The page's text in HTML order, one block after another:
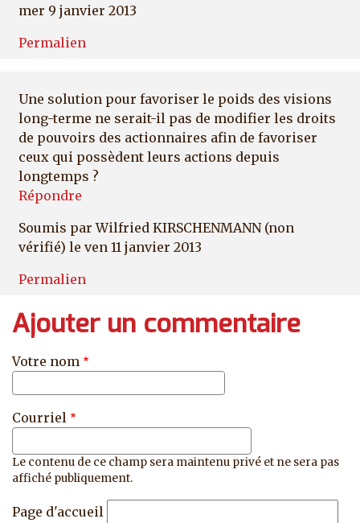
mer 9 janvier 2013
Permalien
Une solution pour favoriser le poids des visions
long-terme ne serait-il pas de modifier les droits
de pouvoirs des actionnaires afin de favoriser
ceux qui possèdent leurs actions depuis
longtemps ?
Répondre
Soumis parWilfried KIRSCHENMANN (non
vérifié) le ven 11 janvier 2013
Permalien
Ajouter un commentaire
Votre nom
Courriel
Le contenu de ce champ sera maintenu privé et ne sera pas
affiché publiquement.
Page d'accueil